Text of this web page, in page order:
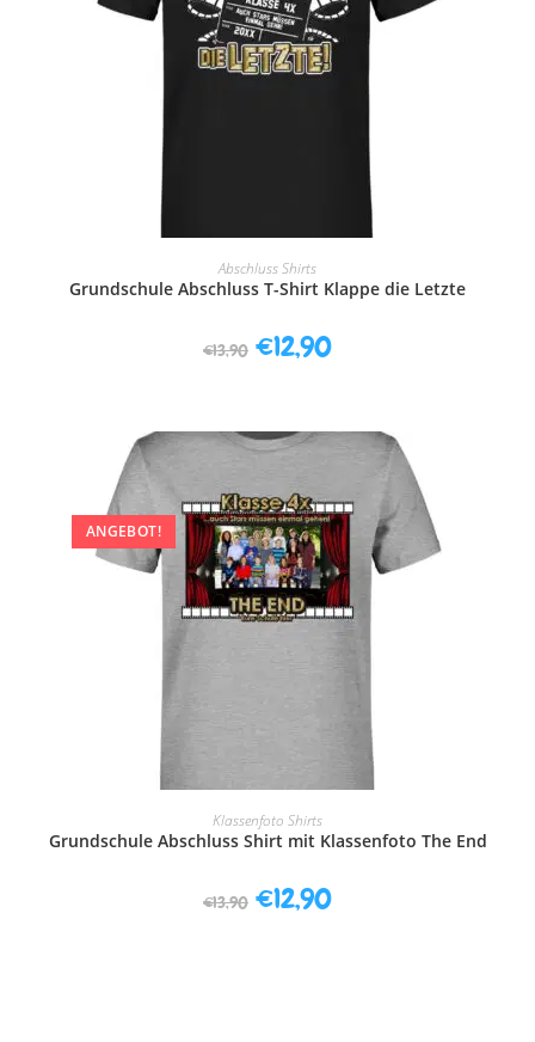
AUSFÜHRUNG WÄHLEN
Abschluss Shirts
Grundschule Abschluss T-Shirt Klappe die Letzte
€13,90 €12,90
ANGEBOT!
AUSFÜHRUNG WÄHLEN
Klassenfoto Shirts
Grundschule Abschluss Shirt mit Klassenfoto The End
€13,90 €12,90